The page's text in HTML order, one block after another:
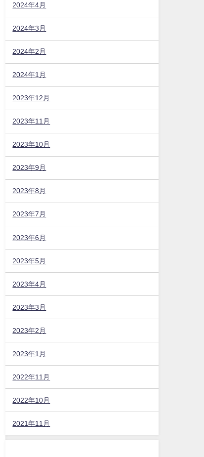
2024年4月
2024年3月
2024年2月
2024年1月
2023年12月
2023年11月
2023年10月
2023年9月
2023年8月
2023年7月
2023年6月
2023年5月
2023年4月
2023年3月
2023年2月
2023年1月
2022年11月
2022年10月
2021年11月